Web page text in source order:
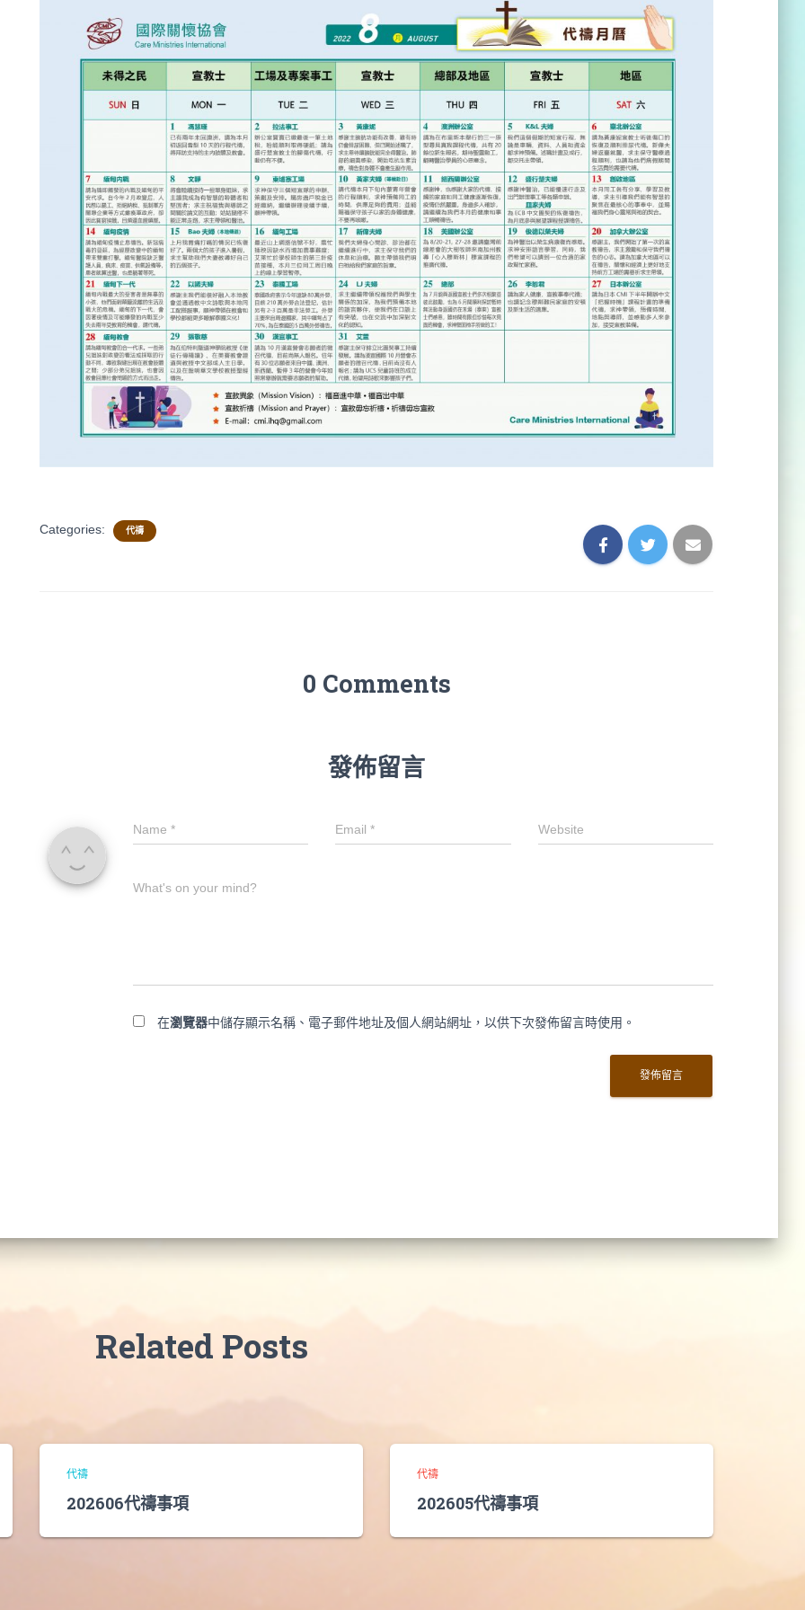
Categories: 代禱
0 Comments
發佈留言
Name * Email* Website
What's on your mind?
在瀏覽器中儲存顯示名稱、電子郵件地址及個人網站網址，以供下次發佈留言時使用。
Related Posts
代禱
202606代禱事項
代禱
202605代禱事項